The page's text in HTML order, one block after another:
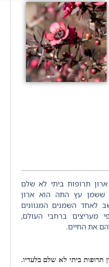
תרופות ביתי לא שלם
ששמן עץ התה הוא ארון
לאחד השמנים המגוונים
מעריצים ברחבי העולם,
את החיים.
ביתי לא שלם בלעדיו.